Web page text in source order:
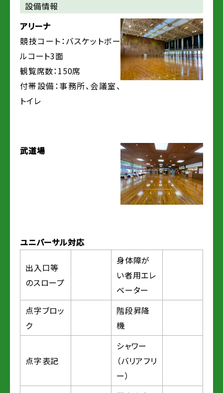
設備情報
アリーナ
競技コート：バスケットボー
ルコート3面
観覧席数：150席
付帯設備：事務所、会議室、
トイレ
武道場
ユニバーサル対応
出入口等
のスロープ
身体障が
い者用エレ
ベーター
点字ブロッ
ク
階段昇降
機
点字表記
シャワー
（バリアフリ
ー）